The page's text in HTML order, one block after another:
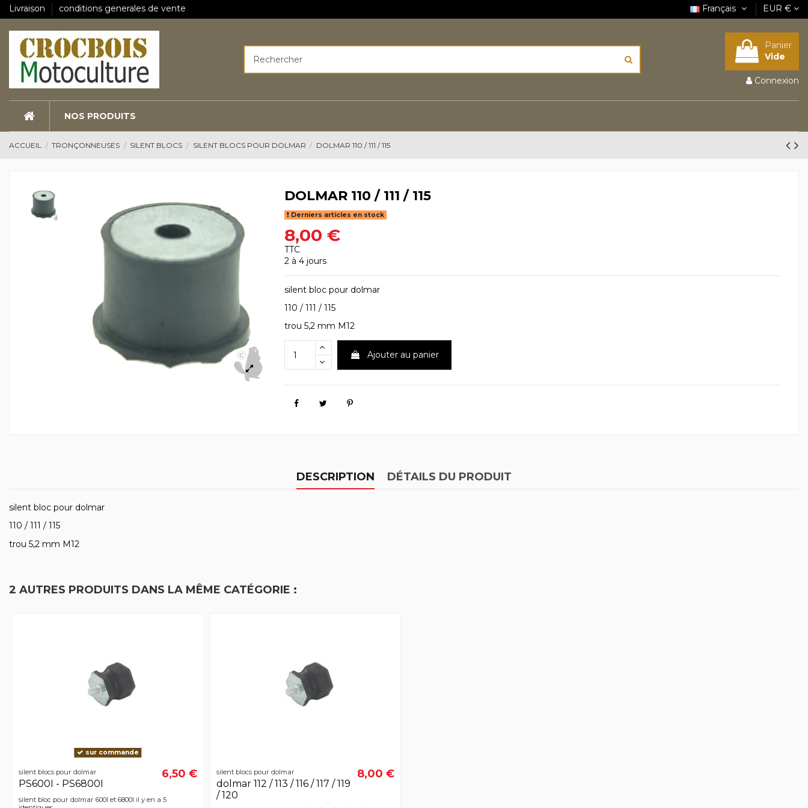
Livraison conditions generales de vente Français EUR €
Panier
Vide
Connexion
NOS PRODUITS
ACCUEIL TRONÇONNEUSES SILENT BLOCS SILENT BLOCS POUR DOLMAR DOLMAR 110 / 111 / 115
DOLMAR 110 / 111 / 115
Derniers articles en stock
8,00 €
TTC
2 à 4 jours
silent bloc pour dolmar
110 / 111 / 115
trou 5,2 mm M12
Ajouter au panier
DESCRIPTION DÉTAILS DU PRODUIT
silent bloc pour dolmar
110 / 111 / 115
trou 5,2 mm M12
2 AUTRES PRODUITS DANS LA MÊME CATÉGORIE :
sur commande
silent blocs pour dolmar
PS600I - PS6800I
6,50 €
silent bloc pour dolmar 600I et 6800I il y en a 5
silent blocs pour dolmar
dolmar 112 / 113 / 116 / 117 / 119
/ 120
8,00 €